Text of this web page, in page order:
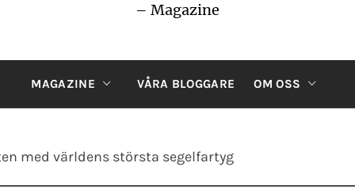
– Magazine
MAGAZINE VÅRA BLOGGARE OM OSS
med världens största segelfartyg